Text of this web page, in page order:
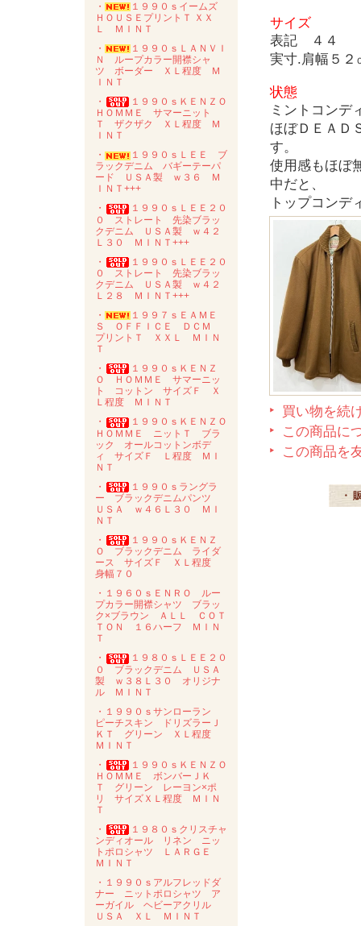
・
１９９０ｓイームズ
ＨＯＵＳＥプリントＴ ＸＸ
Ｌ ＭＩＮＴ
・
１９９０ｓＬＡＮＶＩ
Ｎ ループカラー開襟シャ
ツ ボーダー ＸＬ程度 Ｍ
ＩＮＴ
・
１９９０ｓＫＥＮＺＯ
ＨＯＭＭＥ サマーニット
Ｔ ザクザク ＸＬ程度 Ｍ
ＩＮＴ
・
１９９０ｓＬＥＥ ブ
ラックデニム バギーテーパ
ード ＵＳＡ製 ｗ３６ Ｍ
ＩＮＴ+++
・
１９９０ｓＬＥＥ２０
０ ストレート 先染ブラッ
クデニム ＵＳＡ製 ｗ４２
Ｌ３０ ＭＩＮＴ+++
・
１９９０ｓＬＥＥ２０
０ ストレート 先染ブラッ
クデニム ＵＳＡ製 ｗ４２
Ｌ２８ ＭＩＮＴ+++
・
１９９７ｓＥＡＭＥ
Ｓ ＯＦＦＩＣＥ ＤＣＭ
プリントＴ ＸＸＬ ＭＩＮ
Ｔ
・
１９９０ｓＫＥＮＺ
Ｏ ＨＯＭＭＥ サマーニッ
ト コットン サイズＦ Ｘ
Ｌ程度 ＭＩＮＴ
・
１９９０ｓＫＥＮＺＯ
ＨＯＭＭＥ ニットＴ ブラ
ック オールコットンボデ
ィ サイズＦ Ｌ程度 ＭＩ
ＮＴ
・
１９９０ｓラングラ
ー ブラックデニムパンツ
ＵＳＡ ｗ４６Ｌ３０ ＭＩ
ＮＴ
・
１９９０ｓＫＥＮＺ
Ｏ ブラックデニム ライダ
ース サイズＦ ＸＬ程度
身幅７０
・１９６０ｓＥＮＲＯ ルー
プカラー開襟シャツ ブラッ
ク×ブラウン ＡＬＬ ＣＯＴ
ＴＯＮ １６ハーフ ＭＩＮ
Ｔ
・
１９８０ｓＬＥＥ２０
０ ブラックデニム ＵＳＡ
製 ｗ３８Ｌ３０ オリジナ
ル ＭＩＮＴ
・１９９０ｓサンローラン
ピーチスキン ドリズラーＪ
ＫＴ グリーン ＸＬ程度
ＭＩＮＴ
・
１９９０ｓＫＥＮＺＯ
ＨＯＭＭＥ ボンバーＪＫ
Ｔ グリーン レーヨン×ポ
リ サイズＸＬ程度 ＭＩＮ
Ｔ
・
１９８０ｓクリスチャ
ンディオール リネン ニッ
トポロシャツ ＬＡＲＧＥ
ＭＩＮＴ
・１９９０ｓアルフレッドダ
ナー ニットポロシャツ ア
ーガイル ヘビーアクリル
ＵＳＡ ＸＬ ＭＩＮＴ
サイズ
表記 ４４
実寸.肩幅５２
状態
ミントコンデ
ほぼＤＥＡＤ
す。
使用感もほぼ
中だと、
トップコンデ
買い物を続
この商品に
この商品を
・